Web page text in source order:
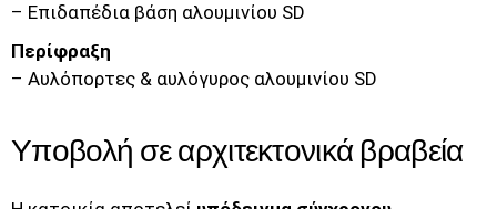
– Επιδαπέδια βάση αλουμινίου SD
Περίφραξη
– Αυλόπορτες & αυλόγυρος αλουμινίου SD
Υποβολή σε αρχιτεκτονικά βραβεία